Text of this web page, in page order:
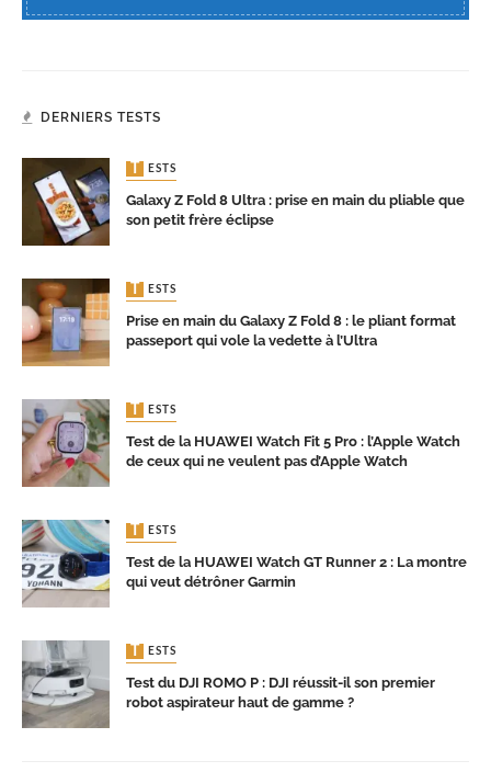
DERNIERS TESTS
TESTS
Galaxy Z Fold 8 Ultra : prise en main du pliable que
son petit frère éclipse
TESTS
Prise en main du Galaxy Z Fold 8 : le pliant format
passeport qui vole la vedette à l’Ultra
TESTS
Test de la HUAWEI Watch Fit 5 Pro : l’Apple Watch
de ceux qui ne veulent pas d’Apple Watch
TESTS
Test de la HUAWEI Watch GT Runner 2 : La montre
qui veut détrôner Garmin
TESTS
Test du DJI ROMO P : DJI réussit-il son premier
robot aspirateur haut de gamme ?